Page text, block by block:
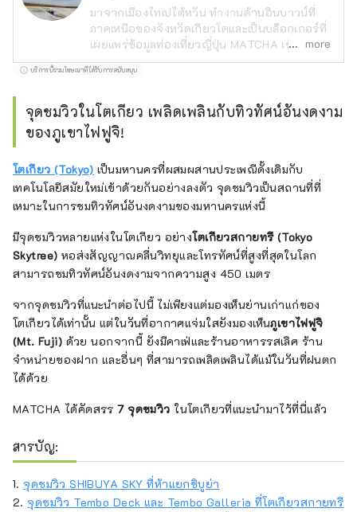
มาจากเมืองไทเปไต้หวัน ทำงานด้านอินบาวน์ที่
ภาคเหนือของจังหวัดเกียวโตและเป็นบล็อกเกอร์ที่
เผยแพร่ข้อมูลท่องเที่ยวญี่ปุ่น MATCHA เข้าร่วม
ในเดือนตุลาคม 2019 งานอดิเรกของฉันคือการ
เดินทาง ชมรถไฟ การตระเวนคาเฟ่และขนมหวาน
ถ่ายรูป เป็นงานอดิเรกที่หลากหลายจนฉันเองก็
รู้สึกประหลาดใจ
more
บริการนี้รวมโฆษณาที่ได้รับการสนับสนุน
จุดชมวิวในโตเกียว เพลิดเพลินกับทิวทัศน์อันงดงาม
ของภูเขาไฟฟูจิ!
โตเกียว (Tokyo) เป็นมหานครที่ผสมผสานประเพณีดั้งเดิมกับ
เทคโนโลยีสมัยใหม่เข้าด้วยกันอย่างลงตัว จุดชมวิวเป็นสถานที่ที่
เหมาะในการชมทิวทัศน์อันงดงามของมหานครแห่งนี้
มีจุดชมวิวหลายแห่งในโตเกียว อย่างโตเกียวสกายทรี (Tokyo
Skytree) หอส่งสัญญาณคลื่นวิทยุและโทรทัศน์ที่สูงที่สุดในโลก
สามารถชมทิวทัศน์อันงดงามจากความสูง 450 เมตร
จากจุดชมวิวที่แนะนำต่อไปนี้ ไม่เพียงแต่มองเห็นย่านเก่าแก่ของ
โตเกียวได้เท่านั้น แต่ในวันที่อากาศแจ่มใสยังมองเห็นภูเขาไฟฟูจิ
(Mt. Fuji) ด้วย นอกจากนี้ ยังมีคาเฟ่และร้านอาหารรสเลิศ ร้าน
จำหน่ายของฝาก และอื่นๆ ที่สามารถเพลิดเพลินได้แม้ในวันที่ฝนตก
ได้ด้วย
MATCHA ได้คัดสรร7 จุดชมวิว ในโตเกียวที่แนะนำมาไว้ที่นี่แล้ว
สารบัญ:
1.จุดชมวิว SHIBUYA SKY ที่ห้าแยกชิบูย่า
2.จุดชมวิว Tembo Deck และ Tembo Galleria ที่โตเกียวสกายทรี